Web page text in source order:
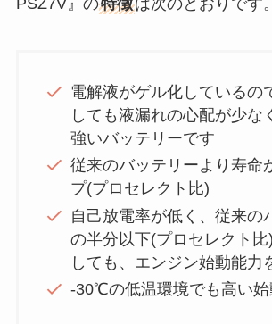
電解液がゲル化しているの
しても液漏れの心配が少な
強いバッテリーです
従来のバッテリーより寿命
プ(プロセレクト比)
自己放電率が低く、従来の
の半分以下(プロセレクト
しても、エンジン始動能力
-30℃の低温環境でも高い始